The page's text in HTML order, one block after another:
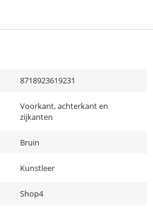
8718923619231
Voorkant, achterkant en
zijkanten
Bruin
Kunstleer
Shop4